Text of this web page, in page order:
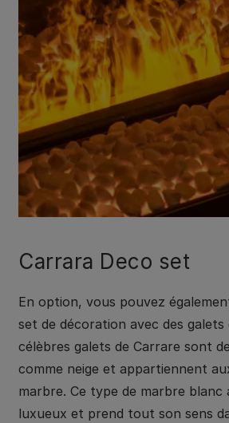
Carrara Deco set
En option, vous pouvez
set de décoration avec des galets
célèbres galets de Carrare sont
comme neige et appartiennent
marbre. Ce type de marbre blanc
luxueux et prend tout son sens